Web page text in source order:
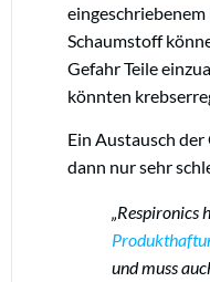
Schaumstoff
Gefahr Teile
könnten
Ein Austausch
dann nur sehr
„Respironics
und muss